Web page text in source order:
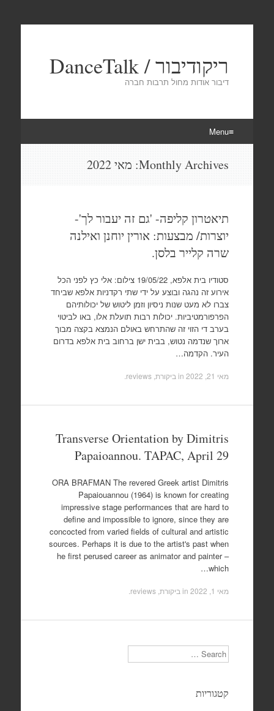
ריקודיבור / DanceTalk
דיבור אודות מחול תרבות חברה
Menu
Monthly Archives: מאי 2022
תיאטרון קליפה- 'גם זה יעבור לך'-
יוצרות/ מבצעות: אורין יוחנן ואילנה
שרה קלייר בלסן.
סטודיו בית אלפא, 19/05/22 צילום: אלי כץ לפני הכל
אירוע זה נהגה ובוצע על ידי שתי רקדניות אלפא שביחד
צברו לא מעט שנות ניסיון וזמן ליטוש של יכולותיהם
הפרפורמטיביות. יכולות רבות תועלת אלו, באו לביטוי
בערב די הזוי זה שהתרחש באולם הנמצא בקצה מבוך
ארוך שנדמה נטוש, בבית ישן ברחוב בית אלפא בדרום
העיר. הקדמה…
מאי 21, 2022 in ביקורת, reviews
Transverse Orientation by Dimitris
Papaioannou. TAPAC, April 29
ORA BRAFMAN The revered Greek artist Dimitris
Papaiouannou (1964) is known for creating
impressive stage performances that are hard to
define and impossible to ignore, since they are
concocted from varied fields of cultural and artistic
sources. Perhaps it is due to the artist's past when
he first perused career as animator and painter –
which…
מאי 1, 2022 in ביקורת, reviews
Search
קטגוריות